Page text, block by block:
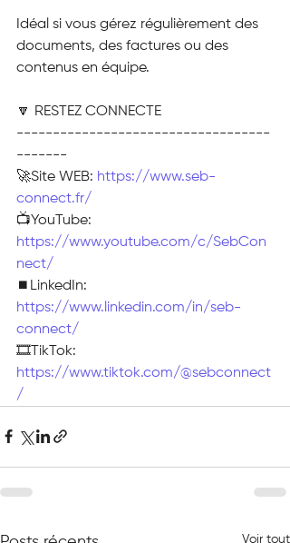
Idéal si vous gérez régulièrement des
documents, des factures ou des
contenus en équipe.
🔽 RESTEZ CONNECTE
-----------------------------------
-------
🚀Site WEB: https://www.seb-
connect.fr/
📺YouTube:
https://www.youtube.com/c/SebCon
nect/
⏹️LinkedIn:
https://www.linkedin.com/in/seb-
connect/
🎞TikTok:
https://www.tiktok.com/@sebconnect
/
Voir tout